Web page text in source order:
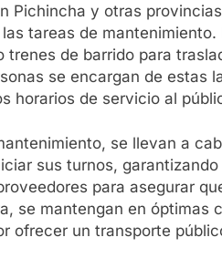
Pichincha y otras
tareas de
trenes de barrido para
se encargan de estas
horarios de servicio al
se llevan a
sus turnos,
para asegurar
se mantengan en óptimas
ofrecer un transporte